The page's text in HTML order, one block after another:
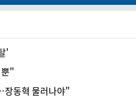
'
뿐"
장동혁 물러나야"